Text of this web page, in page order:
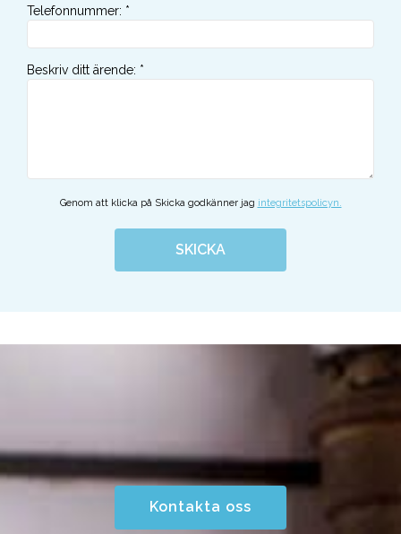
Telefonnummer: *
Beskriv ditt ärende: *
Genom att klicka på Skicka godkänner jag integritetspolicyn.
SKICKA
Kontakta oss